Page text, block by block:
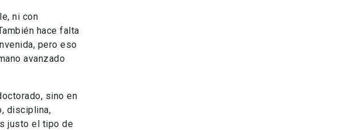
ni con
hace falta
pero eso
avanzado
sino en
disciplina,
justo el tipo de